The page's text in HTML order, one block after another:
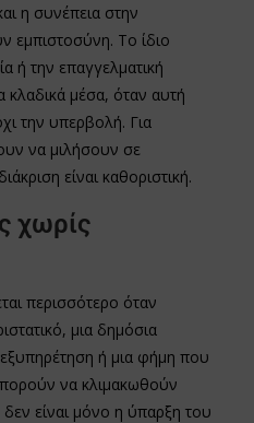
η συνέπεια στην
εμπιστοσύνη. Το ίδιο
ή την επαγγελματική
κλαδικά μέσα, όταν αυτή
την υπερβολή. Για
να μιλήσουν σε
είναι καθοριστική.
χωρίς
περισσότερο όταν
μια δημόσια
εξυπηρέτηση ή μια φήμη που
να κλιμακωθούν
είναι μόνο η ύπαρξη του